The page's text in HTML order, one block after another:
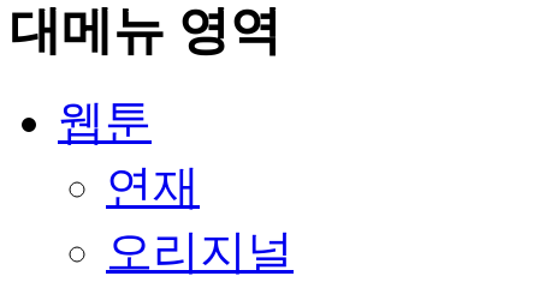
대메뉴 영역
웹툰
연재
오리지널